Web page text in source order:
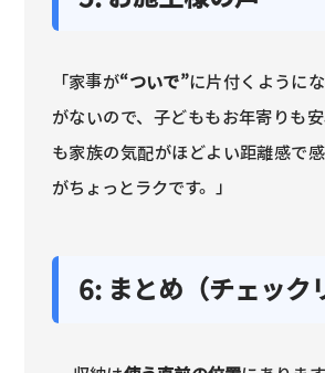
「家事が“ついで”に片付くように
がないので、子どももお年寄りも
も家族の気配がほどよい距離感で
がちょっとラクです。」
6: まとめ（チェック